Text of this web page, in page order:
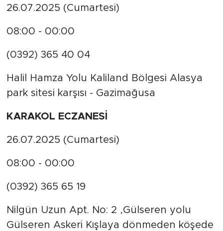
26.07.2025 (Cumartesi)
08:00 - 00:00
(0392) 365 40 04
Halil Hamza Yolu Kaliland Bölgesi Alasya
park sitesi karşısı - Gazimağusa
KARAKOL ECZANESİ
26.07.2025 (Cumartesi)
08:00 - 00:00
(0392) 365 65 19
Nilgün Uzun Apt. No: 2 ,Gülseren yolu
Gülseren Askeri Kışlaya dönmeden köşede